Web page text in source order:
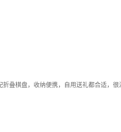
叠棋盘，收纳便携，自用送礼都合适，很